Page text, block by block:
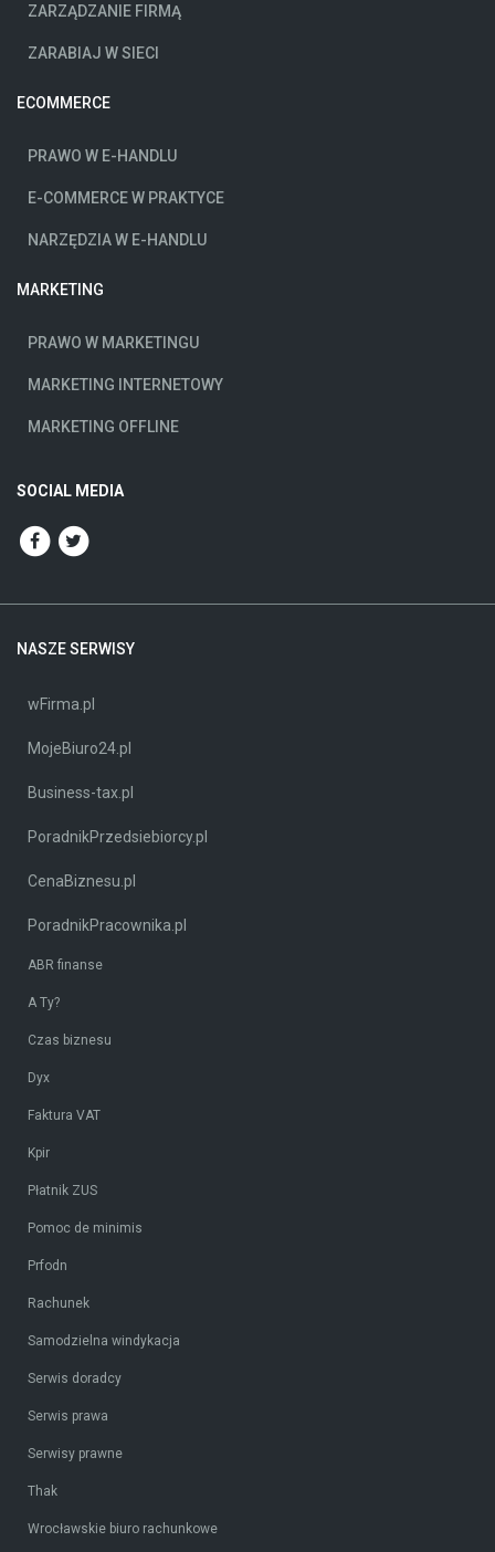
ZARZĄDZANIE FIRMĄ
ZARABIAJ W SIECI
ECOMMERCE
PRAWO W E-HANDLU
E-COMMERCE W PRAKTYCE
NARZĘDZIA W E-HANDLU
MARKETING
PRAWO W MARKETINGU
MARKETING INTERNETOWY
MARKETING OFFLINE
SOCIAL MEDIA
NASZE SERWISY
wFirma.pl
MojeBiuro24.pl
Business-tax.pl
PoradnikPrzedsiebiorcy.pl
CenaBiznesu.pl
PoradnikPracownika.pl
ABR finanse
A Ty?
Czas biznesu
Dyx
Faktura VAT
Kpir
Płatnik ZUS
Pomoc de minimis
Prfodn
Rachunek
Samodzielna windykacja
Serwis doradcy
Serwis prawa
Serwisy prawne
Thak
Wrocławskie biuro rachunkowe